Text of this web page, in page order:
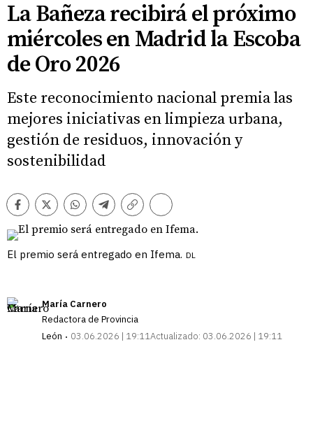
La Bañeza recibirá el próximo
miércoles en Madrid la Escoba
de Oro 2026
Este reconocimiento nacional premia las
mejores iniciativas en limpieza urbana,
gestión de residuos, innovación y
sostenibilidad
Facebook
TwitterWhatsappTelegram
Copiar
enlace
Comentarios
El premio será entregado en Ifema. DL
María Carnero
Redactora de Provincia
León
03.06.2026 | 19:11Actualizado: 03.06.2026 | 19:11